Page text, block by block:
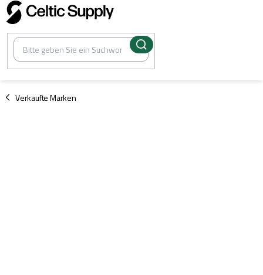
Zum
Inhalt
springen
Verkaufte Marken
/